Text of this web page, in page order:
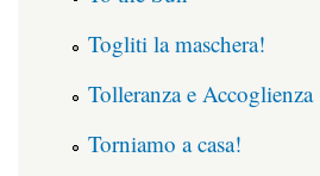
Togliti la maschera!
Tolleranza e Accoglienza
Torniamo a casa!